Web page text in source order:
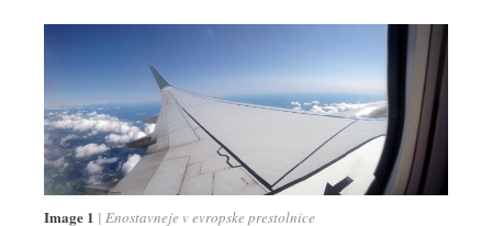
Image 1 Enostavneje v evropske prestolnice